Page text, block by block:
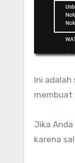
Ini
membuat
Jika
karena